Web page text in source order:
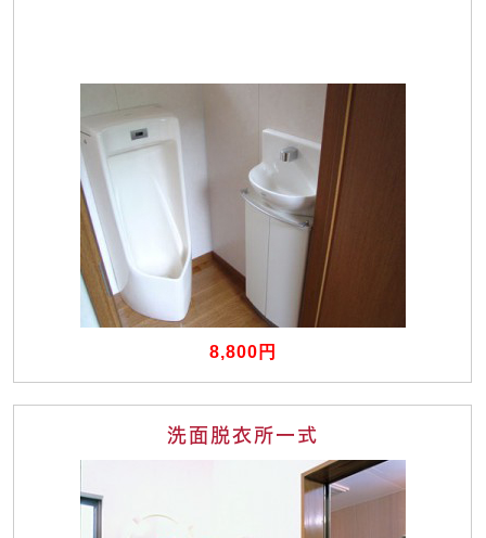
8,800円
洗面脱衣所一式